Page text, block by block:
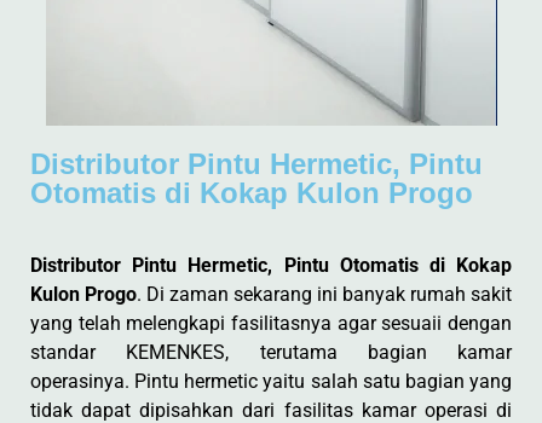
Distributor Pintu Hermetic, Pintu
Otomatis di Kokap Kulon Progo
Distributor Pintu Hermetic, Pintu Otomatis di Kokap
Kulon Progo. Di zaman sekarang ini banyak rumah sakit
yang telah melengkapi fasilitasnya agar sesuaii dengan
standar KEMENKES, terutama bagian kamar
operasinya. Pintu hermetic yaitu salah satu bagian yang
tidak dapat dipisahkan dari fasilitas kamar operasi di